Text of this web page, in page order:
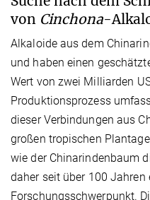
von Cinchona-
Alkaloide aus dem
und haben einen
Wert von zwei Milliarden
Produktionsprozess
dieser Verbindungen aus
großen tropischen
wie der Chinarindenbaum
daher seit über 100 Jahren
Forschungsschwerpunkt.